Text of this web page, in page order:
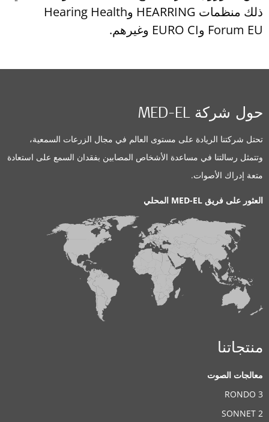
ذلك منظمات HEARRING وHearing Health
Forum EU وEURO CI وغيرهم.
حول شركة MED-EL
تحتل شركتنا الريادة على مستوى العالم في مجال الزرعات السمعية،
وتتمثل رسالتنا في مساعدة الأشخاص المصابين بفقدان السمع على استعادة
متعة إدراك الأصوات.
العثور على فريق MED-EL المحلي
منتجاتنا
معالجات الصوت
RONDO 3
SONNET 2